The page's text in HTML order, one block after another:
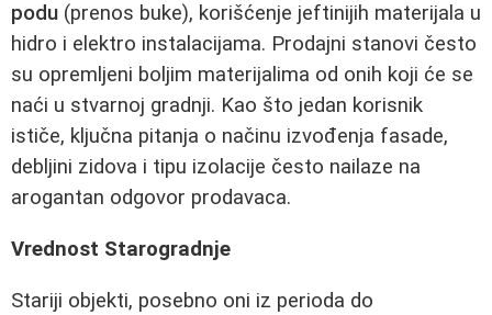
podu (prenos buke), korišćenje jeftinijih materijala u
hidro i elektro instalacijama. Prodajni stanovi često
su opremljeni boljim materijalima od onih koji će se
naći u stvarnoj gradnji. Kao što jedan korisnik
ističe, ključna pitanja o načinu izvođenja fasade,
debljini zidova i tipu izolacije često nailaze na
arogantan odgovor prodavaca.
Vrednost Starogradnje
Stariji objekti, posebno oni iz perioda do